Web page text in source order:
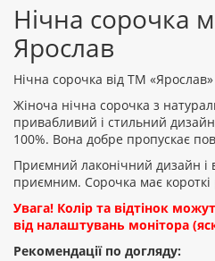
Нічна сорочка
Ярослав
Нічна сорочка від ТМ
Жіноча нічна сорочка з
привабливий і стильний
100%. Вона добре пропускає
Приємний лаконічний дизайн і
приємним. Сорочка має
Увага! Колір та відтінок
від налаштувань монітора
Рекомендації по догляду: